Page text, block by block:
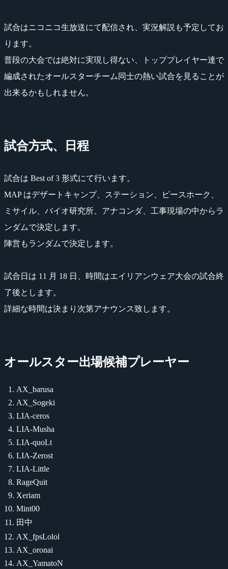
試合はニコニコ生放送にて配信され、実況解説も予定してお
ります。
普段の大会では絶対に実現し得ない、トッププレイヤー達で
編成されたオールスターチーム同士の熱い試合を見ることが
出来るかもしれません。
試合方式、日程
試合は Best of 3 形式にて行います。
MAP はデザートキャンプ、ステーション、ピースホーク、
ミサイル、バイオ研究所、アナコンダ、工事現場の中からラ
ンダムで決定します。
陣営もランダムで決定します。
試合日は 11 月 18 日、時間はエイリアンウェア大会の試合終
了後とします。
詳細な時間は決まり次第アナウンス致します。
オールスター出場候補プレーヤー
AX_barusa
AX_Sogeki
LIA-ceros
LIA-Musha
LIA-quoLt
LIA-Zerost
LIA-Little
RageQuit
Xeriam
Mint00
田中
AX_fpsLolol
AX_oronai
AX_YamatoN